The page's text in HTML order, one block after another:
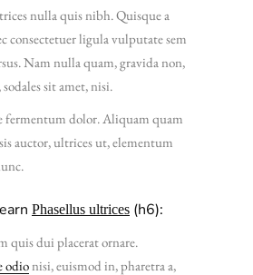
nulla quis nibh. Quisque a
consectetuer ligula vulputate sem
Nam nulla quam, gravida non,
sit amet, nisi.
fermentum dolor. Aliquam quam
auctor, ultrices ut, elementum
Phasellus ultrices (h6):
quis dui placerat ornare.
odionisi, euismod in, pharetra a,